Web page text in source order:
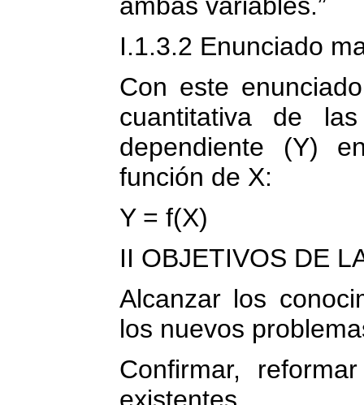
ambas variables.”
I.1.3.2 Enunciado
Con este
cuantitativa de
dependiente (Y)
función de X:
Y = f(X)
II OBJETIVOS DE
Alcanzar los
los nuevos
Confirmar,